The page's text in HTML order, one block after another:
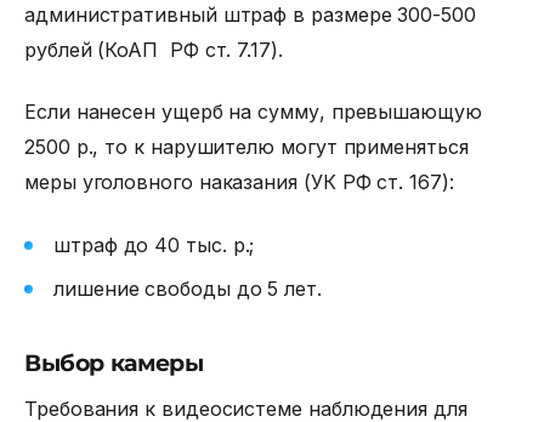
административный штраф в размере 300-500
рублей (КоАП РФ ст. 7.17).
Если нанесен ущерб на сумму, превышающую
2500 р., то к нарушителю могут применяться
меры уголовного наказания (УК РФ ст. 167):
штраф до 40 тыс. р.;
лишение свободы до 5 лет.
Выбор камеры
Требования к видеосистеме наблюдения для